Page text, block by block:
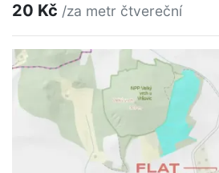
20 Kč /za metr čtvereční